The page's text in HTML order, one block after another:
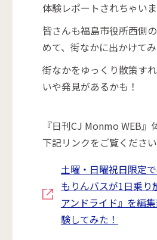
体験レポートされちゃいま
皆さんも福島市役所西側
めて、街なかに出かけてみ
街なかをゆっくり散策す
いや発見があるかも！
『日刊CJ Monmo WEB』
下記リンクをご覧ください
土曜・日曜祝日限定
もりんバスが1日乗り
アンドライド』を編
験してみた！